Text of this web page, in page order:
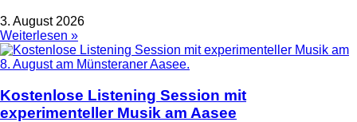
3. August 2026
Weiterlesen »
Kostenlose Listening Session mit
experimenteller Musik am Aasee